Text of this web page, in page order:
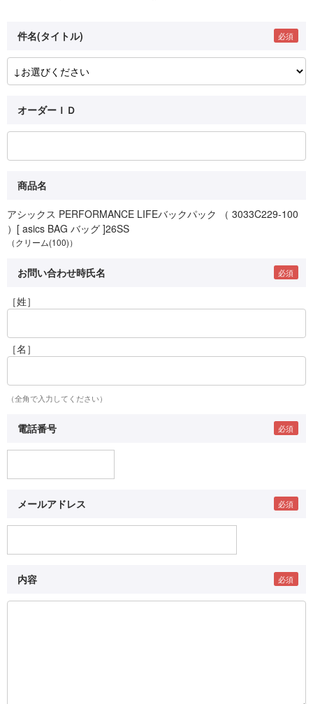
件名(タイトル)
オーダーＩＤ
商品名
アシックス PERFORMANCE LIFEバックパック （ 3033C229-100
）[ asics BAG バッグ ]26SS
（クリーム(100)）
お問い合わせ時氏名
［姓］
［名］
（全角で入力してください）
電話番号
メールアドレス
内容